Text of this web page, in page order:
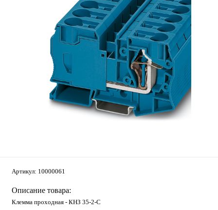
Артикул: 10000061
Описание товара:
Клемма проходная - КНЗ 35-2-С